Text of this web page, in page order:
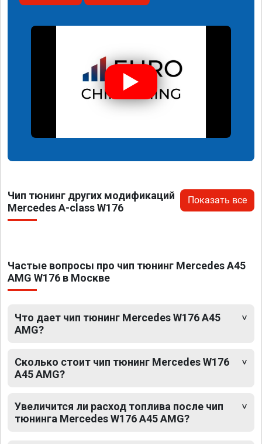
Чип тюнинг других модификаций
Mercedes A-class W176
Показать все
Частые вопросы про чип тюнинг Mercedes A45
AMG W176 в Москве
Что дает чип тюнинг Mercedes W176 A45
AMG?
Сколько стоит чип тюнинг Mercedes W176
A45 AMG?
Увеличится ли расход топлива после чип
тюнинга Mercedes W176 A45 AMG?